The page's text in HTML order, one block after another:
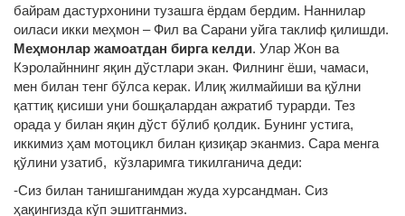
байрам дастурхонини тузашга ёрдам бердим. Наннилар
оиласи икки меҳмон – Фил ва Сарани уйга таклиф қилишди.
Меҳмонлар жамоатдан бирга келди. Улар Жон ва
Кэролайннинг яқин дўстлари экан. Филнинг ёши, чамаси,
мен билан тенг бўлса керак. Илиқ жилмайиши ва қўлни
қаттиқ қисиши уни бошқалардан ажратиб турарди. Тез
орада у билан яқин дўст бўлиб қолдик. Бунинг устига,
иккимиз ҳам мотоцикл билан қизиқар эканмиз. Сара менга
қўлини узатиб, кўзларимга тикилганича деди:
-Сиз билан танишганимдан жуда хурсандман. Сиз
ҳақингизда кўп эшитганмиз.